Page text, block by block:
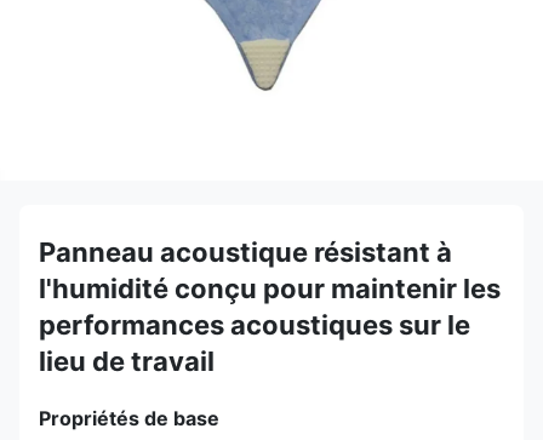
Panneau acoustique résistant à
l'humidité conçu pour maintenir les
performances acoustiques sur le
lieu de travail
Propriétés de base